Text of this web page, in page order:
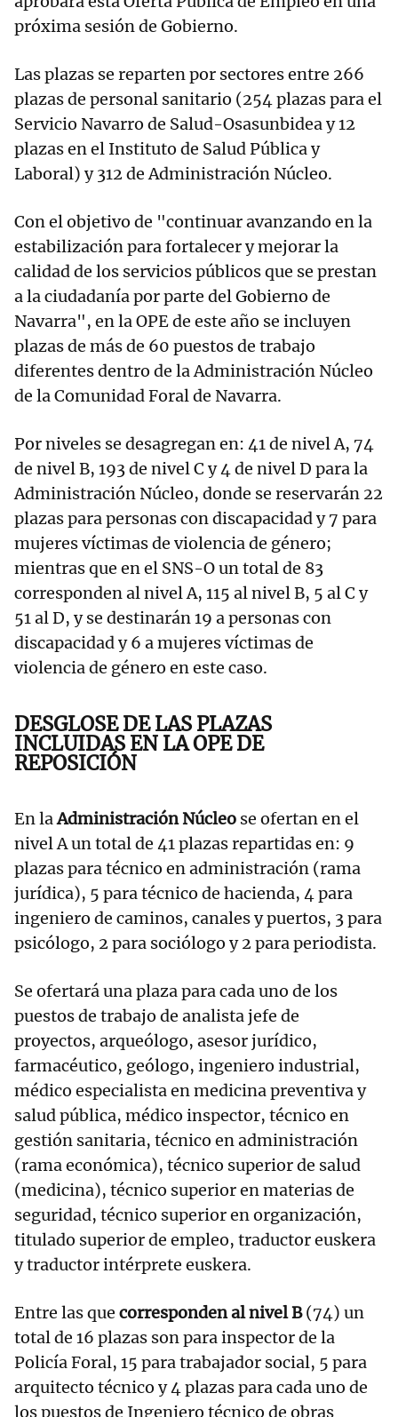
próxima sesión de Gobierno.
Las plazas se reparten por sectores entre 266
plazas de personal sanitario (254 plazas para el
Servicio Navarro de Salud-Osasunbidea y 12
plazas en el Instituto de Salud Pública y
Laboral) y 312 de Administración Núcleo.
Con el objetivo de "continuar avanzando en la
estabilización para fortalecer y mejorar la
calidad de los servicios públicos que se prestan
a la ciudadanía por parte del Gobierno de
Navarra", en la OPE de este año se incluyen
plazas de más de 60 puestos de trabajo
diferentes dentro de la Administración Núcleo
de la Comunidad Foral de Navarra.
Por niveles se desagregan en: 41 de nivel A, 74
de nivel B, 193 de nivel C y 4 de nivel D para la
Administración Núcleo, donde se reservarán 22
plazas para personas con discapacidad y 7 para
mujeres víctimas de violencia de género;
mientras que en el SNS-O un total de 83
corresponden al nivel A, 115 al nivel B, 5 al C y
51 al D, y se destinarán 19 a personas con
discapacidad y 6 a mujeres víctimas de
violencia de género en este caso.
DESGLOSE DE LAS PLAZAS
INCLUIDAS EN LA OPE DE
REPOSICIÓN
En laAdministración Núcleo se ofertan en el
nivel A un total de 41 plazas repartidas en: 9
plazas para técnico en administración (rama
jurídica), 5 para técnico de hacienda, 4 para
ingeniero de caminos, canales y puertos, 3 para
psicólogo, 2 para sociólogo y 2 para periodista.
Se ofertará una plaza para cada uno de los
puestos de trabajo de analista jefe de
proyectos, arqueólogo, asesor jurídico,
farmacéutico, geólogo, ingeniero industrial,
médico especialista en medicina preventiva y
salud pública, médico inspector, técnico en
gestión sanitaria, técnico en administración
(rama económica), técnico superior de salud
(medicina), técnico superior en materias de
seguridad, técnico superior en organización,
titulado superior de empleo, traductor euskera
y traductor intérprete euskera.
Entre las que corresponden al nivel B(74) un
total de 16 plazas son para inspector de la
Policía Foral, 15 para trabajador social, 5 para
arquitecto técnico y 4 plazas para cada uno de
los puestos de Ingeniero técnico de obras